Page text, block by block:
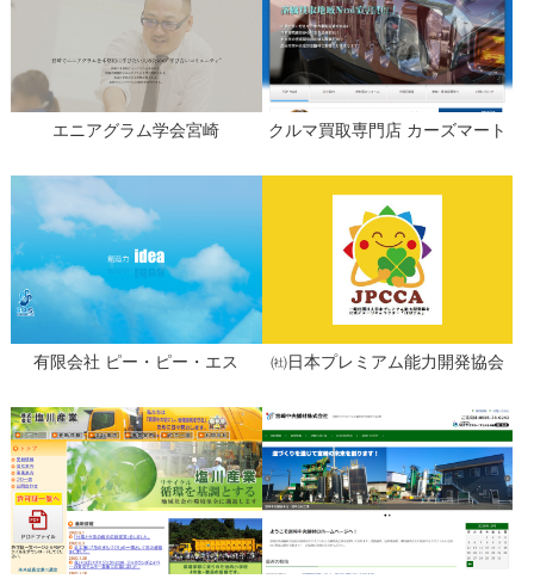
エニアグラム学会宮崎 クルマ買取専門店 カーズマート
有限会社 ピー・ピー・エス ㈳日本プレミアム能力開発協会